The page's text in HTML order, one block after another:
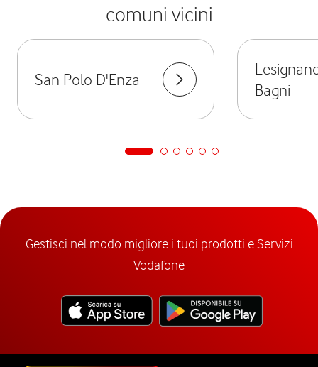
comuni vicini
San Polo D'Enza
Bagni
Gestisci nel modo migliore i tuoi prodotti e Servizi
Vodafone